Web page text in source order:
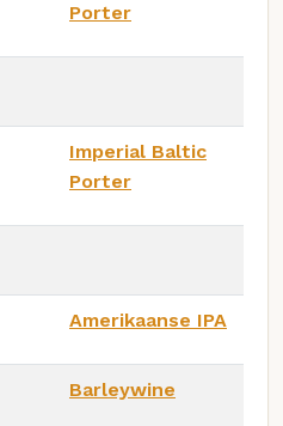
Porter
Imperial Baltic
Porter
Amerikaanse IPA
Barleywine